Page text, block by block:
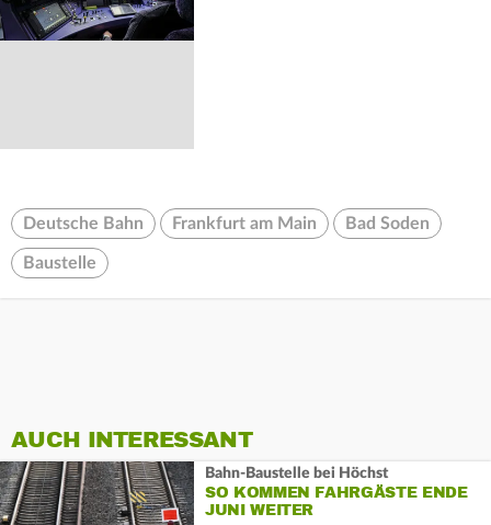
Deutsche Bahn Frankfurt am Main Bad Soden
Baustelle
AUCH INTERESSANT
Bahn-Baustelle bei Höchst
SO KOMMEN FAHRGÄSTE ENDE
JUNI WEITER